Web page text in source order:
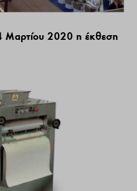
Μαρτίου 2020 η έκθεση